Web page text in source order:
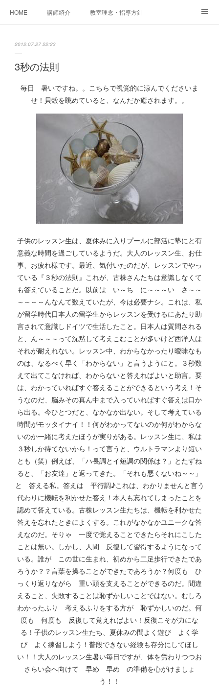
HOME 講師紹介 教室理念・指導方針
ご相談・体験レッスンお申し込み
アクセス 演奏スケジュール
2012.07.27 22:23
3秒の法則
毎日 暑いですね。。こちらで視覚的に涼んでくださいま
せ！貝殻を眺めていると、なんだか癒されます。。
子供のレッスン生は、夏休みに入りプールに部活に塾にと有
意義な時間を過ごしているようだ。大人のレッスン生、お仕
事、お疲れ様です。最近、気付いたのだが、レッスンでやっ
ている『３秒の法則』これが、古株さんたちは意識しなくて
も答えていることだ。以前は い～ち に～～～い さ～～
～～～～んなんて数えていたが、今は必要ナシ。これは、私
が留学時代日本人の留学生からレッスンを受けるにあたり助
言されて意識しドイツで生活したこと。日本人は質問される
と、ん～～～って沈黙して考えこむことが多いけど西洋人は
それが耐えれない。レッスン中、わからなかったり曖昧なも
のは、なるべく早く「わからない」と言うようにと。３秒数
えて出てこなければ、わからないと答えればよいと助言。要
は、わかっていればすぐ答えることができるという考え！そ
うなのだ、脳みその真ん中まで入っていればすぐ答えは口か
ら出る。今ひとつだと、なかなか出ない。そして考えている
時間がモッタイナイ！！何がわかってないのか何がわからな
いのか一緒に考えたほうが実りがある。レッスン生に、私は
３秒しか待てないから！って言うと、ウルトラマンより短い
とも（笑）例えば、「ハ長調とイ短調の関係は？」とたずね
ると、「お友達」と返ってきた。「それも悪くないね～～」
と 答える私。答えは 平行調♪これは、わかりませんと言う
代わりに機転を利かせた答え！本人も忘れてしまったことを
認めて答えている。古株レッスン生たちは、機転を利かせた
答えを忘れたときによくする。これがなかなかユニークな答
えなのだ。そりゃ 一度で覚えることできたらそれにこした
ことは無い。しかし、人間 反復して習得するようになって
いる。誰が この世に生まれ、初めから二足歩行できたであ
ろうか？？言葉を操ることができたであろうか？何度も ひ
っくり返りながら 重い頭を支えることができるのだ。間違
えること、失敗することは恥ずかしいことではない。むしろ
わかったふり 考えるふりをする方が 恥ずかしいのだ。何
度も 何度も 反復して覚えればよい！反復こそが力にな
る！子供のレッスン生たち、夏休みの間よく遊び よく学
び よく練習しよう！普段できない経験も存分にしてほし
い！！大人のレッスン生暑い毎日ですが、体を労わりつつお
さらい会へ向けて 早め 早め の準備を心がけましょ
う！！